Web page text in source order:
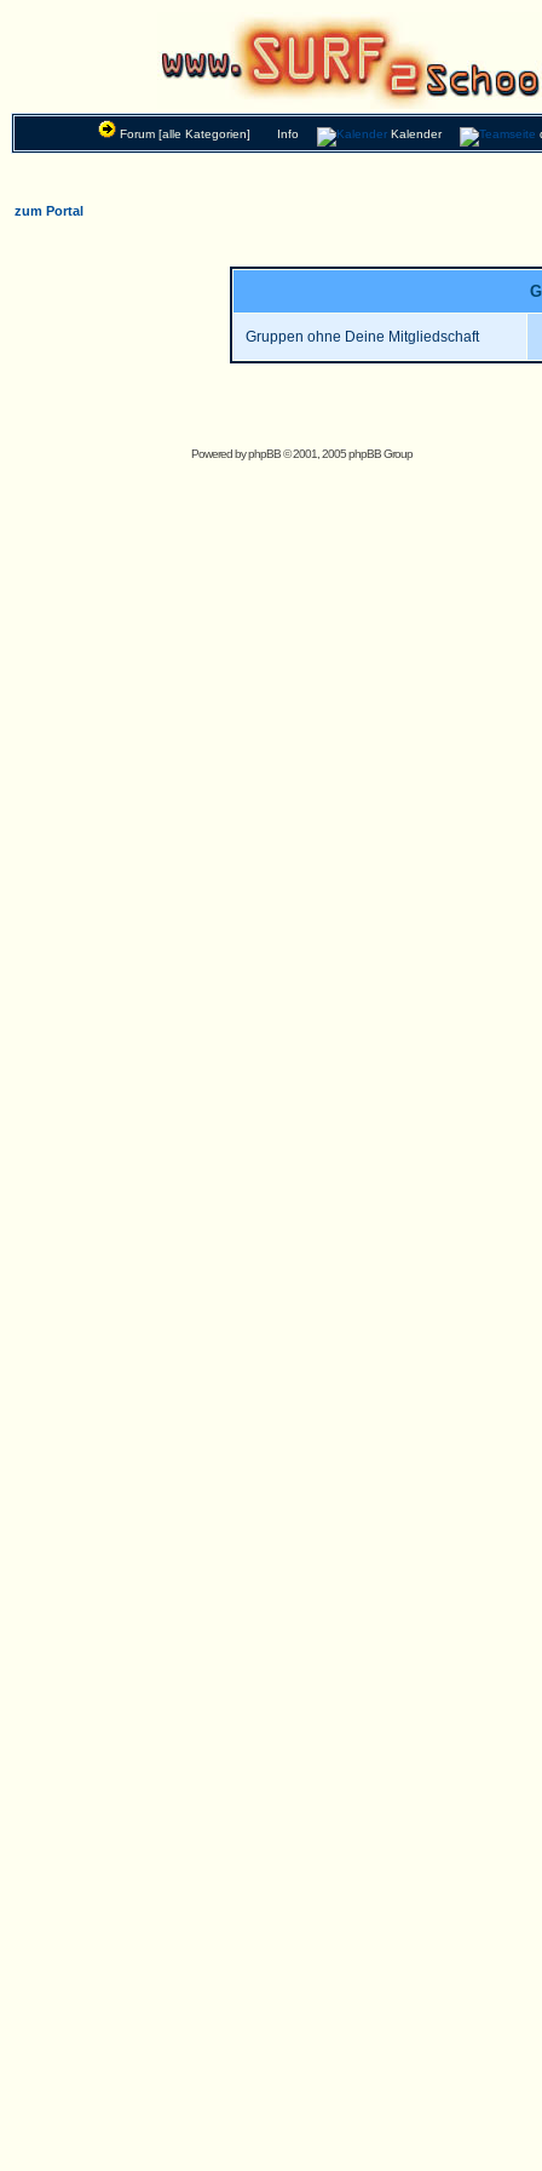
Forum [alle Kategorien] Info Kalender
zum Portal
Gruppen ohne Deine Mitgliedschaft
Powered byphpBB© 2001, 2005 phpBB Group